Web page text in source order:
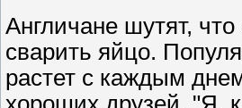
Англичане шутят,
сварить яйцо.
растет с каждым